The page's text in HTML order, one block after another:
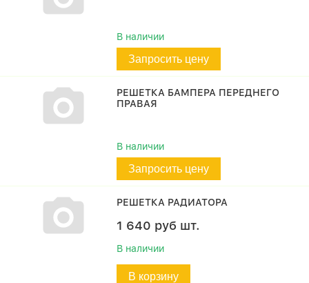
В наличии
Запросить цену
РЕШЕТКА БАМПЕРА ПЕРЕДНЕГО
ПРАВАЯ
В наличии
Запросить цену
РЕШЕТКА РАДИАТОРА
1 640 руб шт.
В наличии
В корзину